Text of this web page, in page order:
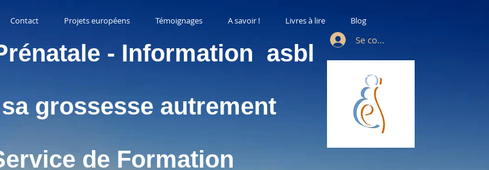
Contact Projets européens Témoignages A savoir ! Livres à lire Blog
- Information asbl
autrement
de Formation
Se connecter